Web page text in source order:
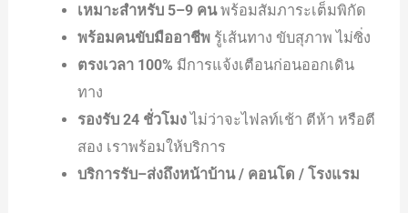
เหมาะสำหรับ 5–9 คนพร้อมสัมภาระเต็มพิกัด
พร้อมคนขับมืออาชีพรู้เส้นทาง ขับสุภาพ ไม่ซิ่ง
ตรงเวลา 100% มีการแจ้งเตือนก่อนออกเดิน
ทาง
รองรับ 24 ชั่วโมงไม่ว่าจะไฟลท์เช้า ตีห้า หรือตี
สอง เราพร้อมให้บริการ
บริการรับ–ส่งถึงหน้าบ้าน / คอนโด / โรงแรม